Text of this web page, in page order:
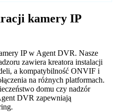
kamery IP
IP w Agent DVR. Nasze
zawiera kreatora instalacji
a kompatybilność ONVIF i
na różnych platformach.
domu czy nadzór
DVR zapewniają